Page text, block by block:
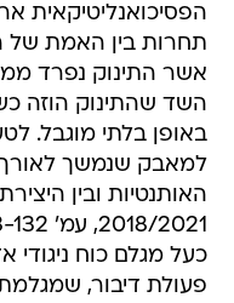
הפסיכואנליטיקאית
תחרות בין האמת של
אשר התינוק נפרד
השד שהתינוק הוזה
באופן בלתי מוגבל.
למאבק שנמשך לאורך
האותנטיות ובין
כעל מגלם כוח
פעולת דיבור,